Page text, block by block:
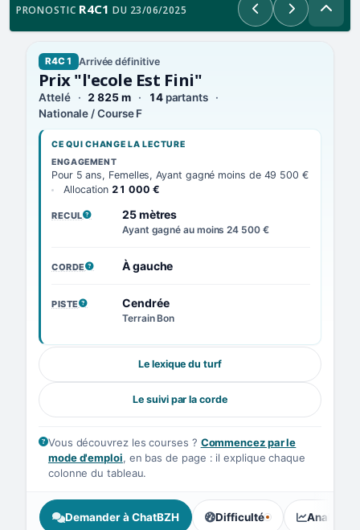
PRONOSTIC R4C1 DU 23/06/2025 PrécédentSuivant
R4C1 Arrivée définitive
Prix "l'ecole Est Fini"
Attelé 2 825 m 14partants
Nationale / Course F
CE QUI CHANGE LA LECTURE
ENGAGEMENT
Pour 5 ans, Femelles, Ayant gagné moins de 49 500 €
Allocation 21 000 €
RECUL
, VOIR LA DÉFINITION25 mètres
Ayant gagné au moins 24 500 €
CORDE
, VOIR LA DÉFINITION
À gauche
PISTE
, VOIR LA DÉFINITION
Cendrée
Terrain Bon
Le lexique du turf
Le suivi par la corde
Vous découvrez les courses ? Commencez par le
mode d'emploi, en bas de page : il explique chaque
colonne du tableau.
Demander à ChatBZH Difficulté
, tendance des parieurs :
Analyse